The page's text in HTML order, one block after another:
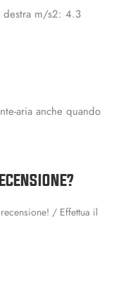
destra m/s2: 4.3
aria anche quando
/ Effettua il